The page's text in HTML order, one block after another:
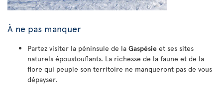
À ne pas manquer
Partez visiter la péninsule de la Gaspésie et ses sites
naturels époustouflants. La richesse de la faune et de la
flore qui peuple son territoire ne manqueront pas de vous
dépayser.